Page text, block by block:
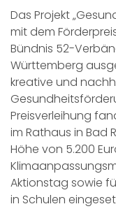
Das Projekt
mit dem
Bündnis 52-
Württemberg
kreative und
Preisverleihung
im Rathaus in Bad
Höhe von 5.200
Aktionstag sowie
in Schulen